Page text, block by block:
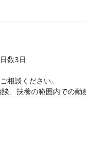
数3日
相談ください。
、扶養の範囲内での勤